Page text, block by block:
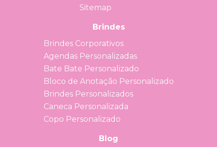
Sitemap
Brindes
Brindes Corporativos
Agendas Personalizadas
Bate Bate Personalizado
Bloco de Anotação Personalizado
Brindes Personalizados
Caneca Personalizada
Copo Personalizado
Blog